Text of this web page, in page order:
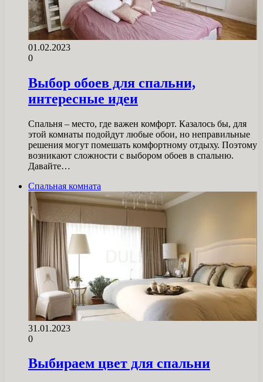
01.02.2023
0
Выбор обоев для спальни,
интересные идеи
Спальня – место, где важен комфорт. Казалось бы, для
этой комнаты подойдут любые обои, но неправильные
решения могут помешать комфортному отдыху. Поэтому
возникают сложности с выбором обоев в спальню.
Давайте…
Спальная комната
31.01.2023
0
Выбираем цвет для спальни